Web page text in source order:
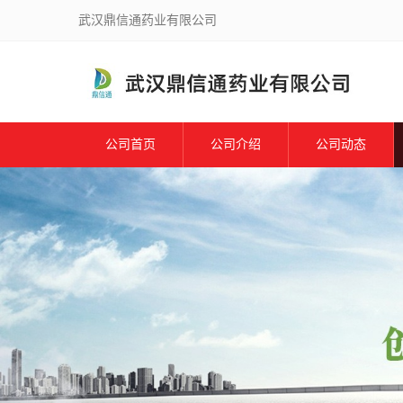
武汉鼎信通药业有限公司
公司首页 公司介绍 公司动态